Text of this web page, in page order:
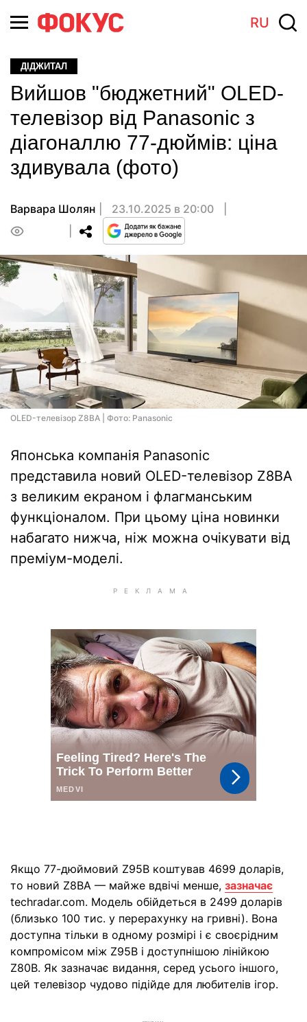
RU
ДІДЖИТАЛ
Вийшов "бюджетний" OLED-
телевізор від Panasonic з
діагоналлю 77-дюймів: ціна
здивувала (фото)
Варвара Шолян
23.10.2025 в 20:00
OLED-телевізор Z8BA | Фото: Panasonic
Японська компанія Panasonic
представила новий OLED-телевізор Z8BA
з великим екраном і флагманським
функціоналом. При цьому ціна новинки
набагато нижча, ніж можна очікувати від
преміум-моделі.
Якщо 77-дюймовий Z95B коштував 4699 доларів,
то новий Z8BA — майже вдвічі менше, зазначає
techradar.com. Модель обійдеться в 2499 доларів
(близько 100 тис. у перерахунку на гривні). Вона
доступна тільки в одному розмірі і є своєрідним
компромісом між Z95B і доступнішою лінійкою
Z80B. Як зазначає видання, серед усього іншого,
цей телевізор чудово підійде для любителів ігор.